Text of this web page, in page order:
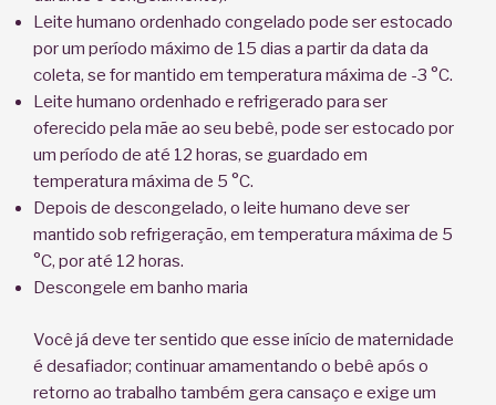
Leite humano ordenhado congelado pode ser estocado
por um período máximo de 15 dias a partir da data da
coleta, se for mantido em temperatura máxima de -3 °C.
Leite humano ordenhado e refrigerado para ser
oferecido pela mãe ao seu bebê, pode ser estocado por
um período de até 12 horas, se guardado em
temperatura máxima de 5 °C.
Depois de descongelado, o leite humano deve ser
mantido sob refrigeração, em temperatura máxima de 5
°C, por até 12 horas.
Descongele em banho maria
Você já deve ter sentido que esse início de maternidade
é desafiador; continuar amamentando o bebê após o
retorno ao trabalho também gera cansaço e exige um